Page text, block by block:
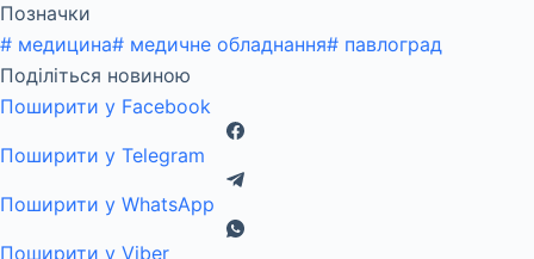
Позначки
# медицина# медичне обладнання# павлоград
Поділіться новиною
Поширити у Facebook
Поширити у Telegram
Поширити у WhatsApp
Поширити у Viber